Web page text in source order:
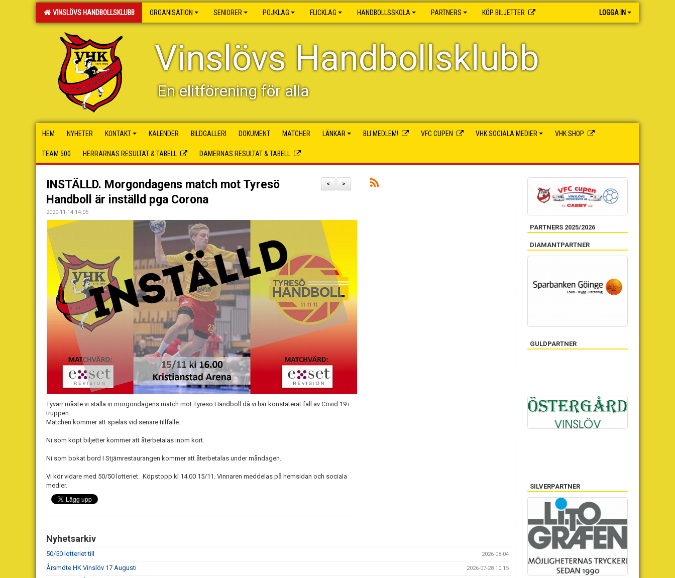
VINSLÖVS HANDBOLLSKLUBB ORGANISATION SENIORER POJKLAG FLICKLAG HANDBOLLSSKOLA PARTNERS KÖP BILJETTER LOGGA IN
Vinslövs Handbollsklubb
En elitförening för alla
HEM NYHETER KONTAKT KALENDER BILDGALLERI DOKUMENT MATCHER LÄNKAR BLI MEDLEM! VFC CUPEN VHK SOCIALA MEDIER VHK SHOP
TEAM 500 HERRARNAS RESULTAT & TABELL DAMERNAS RESULTAT & TABELL
>
<
INSTÄLLD. Morgondagens match mot Tyresö
Handboll är inställd pga Corona
2020-11-14 14:05
Tyvärr måste vi ställa in morgondagens match mot Tyresö Handboll då vi har konstaterat fall av Covid 19 i
truppen.
Matchen kommer att spelas vid senare tillfälle.
Ni som köpt biljetter kommer att återbetalas inom kort.
Ni som bokat bord I Stjärnrestaurangen kommer att återbetalas under måndagen.
Vi kör vidare med 50/50 lotteriet. Köpstopp kl 14.00 15/11. Vinnaren meddelas på hemsidan och sociala
medier.
Nyhetsarkiv
50/50 lotteriet till 2026-08-04
Årsmöte HK Vinslöv 17 Augusti 2026-07-28 10:15
PARTNERS 2025/2026
DIAMANTPARTNER
GULDPARTNER
SILVERPARTNER